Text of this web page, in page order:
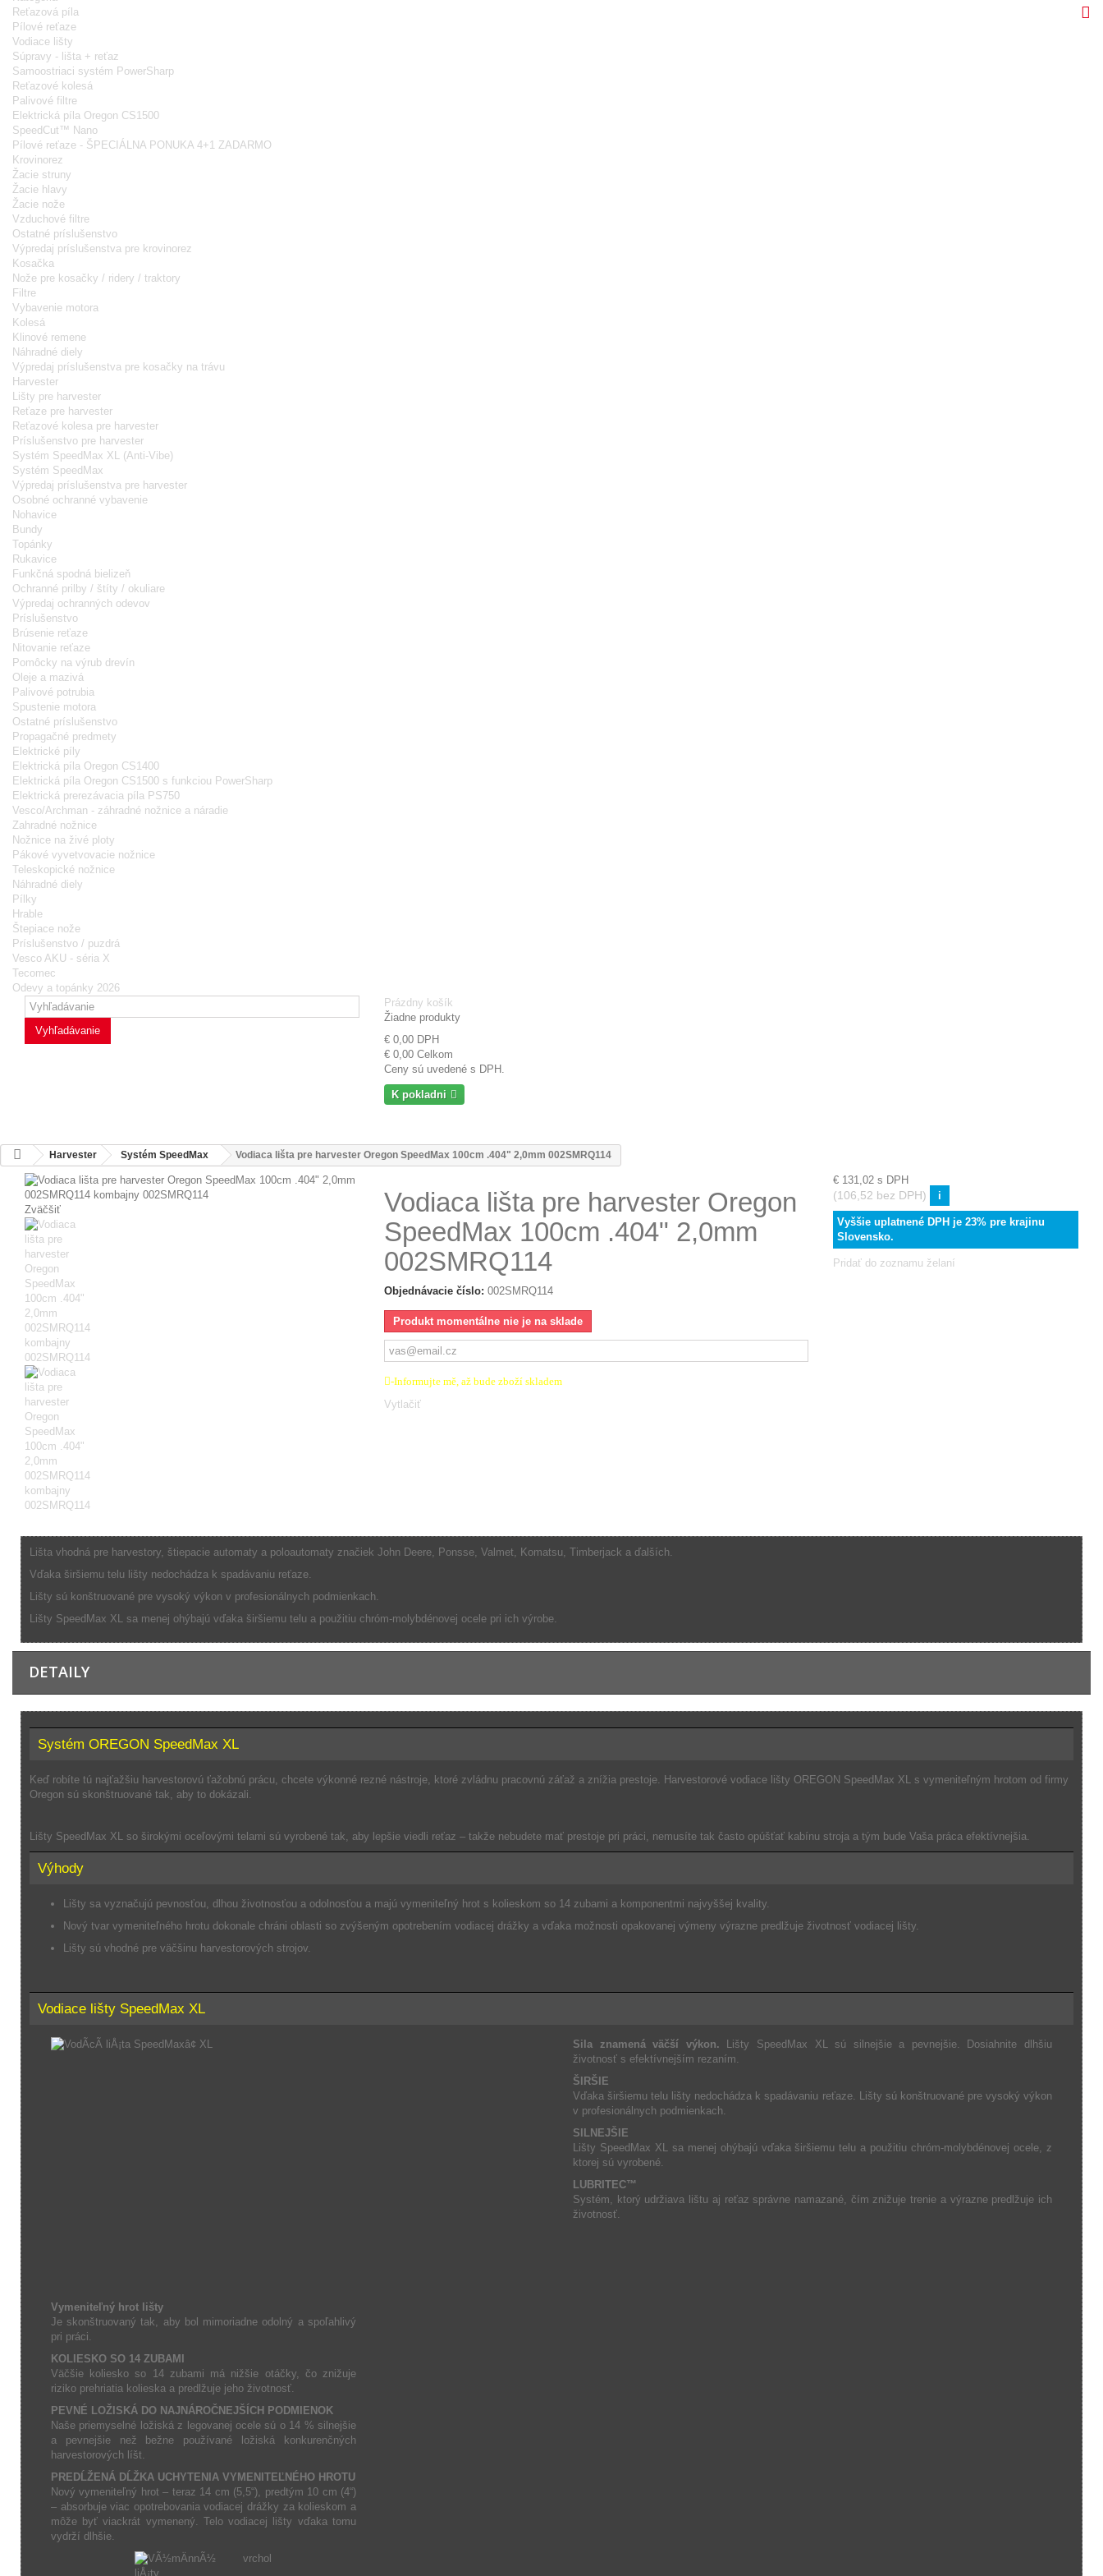
Reťazová píla
Pílové reťaze
Vodiace lišty
Súpravy - lišta + reťaz
Samoostriaci systém PowerSharp
Reťazové kolesá
Palivové filtre
Elektrická píla Oregon CS1500
SpeedCut™ Nano
Pílové reťaze - ŠPECIÁLNA PONUKA 4+1 ZADARMO
Krovinorez
Žacie struny
Žacie hlavy
Žacie nože
Vzduchové filtre
Ostatné príslušenstvo
Výpredaj príslušenstva pre krovinorez
Kosačka
Nože pre kosačky / ridery / traktory
Filtre
Vybavenie motora
Kolesá
Klinové remene
Náhradné diely
Výpredaj príslušenstva pre kosačky na trávu
Harvester
Lišty pre harvester
Reťaze pre harvester
Reťazové kolesa pre harvester
Príslušenstvo pre harvester
Systém SpeedMax XL (Anti-Vibe)
Systém SpeedMax
Výpredaj príslušenstva pre harvester
Osobné ochranné vybavenie
Nohavice
Bundy
Topánky
Rukavice
Funkčná spodná bielizeň
Ochranné prilby / štíty / okuliare
Výpredaj ochranných odevov
Príslušenstvo
Brúsenie reťaze
Nitovanie reťaze
Pomôcky na výrub drevín
Oleje a mazivá
Palivové potrubia
Spustenie motora
Ostatné príslušenstvo
Propagačné predmety
Elektrické píly
Elektrická píla Oregon CS1400
Elektrická píla Oregon CS1500 s funkciou PowerSharp
Elektrická prerezávacia píla PS750
Vesco/Archman - záhradné nožnice a náradie
Zahradné nožnice
Nožnice na živé ploty
Pákové vyvetvovacie nožnice
Teleskopické nožnice
Náhradné diely
Pílky
Hrable
Štepiace nože
Príslušenstvo / puzdrá
Vesco AKU - séria X
Tecomec
Odevy a topánky 2026
Vyhľadávanie
Prázdny košík
Žiadne produkty
€ 0,00 DPH
€ 0,00 Celkom
Ceny sú uvedené s DPH.
K pokladni
Harvester Systém SpeedMax Vodiaca lišta pre harvester Oregon SpeedMax 100cm .404" 2,0mm 002SMRQ114
Zväčšiť
Vodiaca lišta pre harvester Oregon
SpeedMax 100cm .404" 2,0mm
002SMRQ114
Objednávacie číslo: 002SMRQ114
Produkt momentálne nie je na sklade
-Informujte mě, až bude zboží skladem
Vytlačiť
€ 131,02 s DPH
(106,52 bez DPH) i
Vyššie uplatnené DPH je 23% pre krajinu
Slovensko.
Pridať do zoznamu želaní
Lišta vhodná pre harvestory, štiepacie automaty a poloautomaty značiek John Deere, Ponsse, Valmet, Komatsu, Timberjack a ďalších.
Vďaka širšiemu telu lišty nedochádza k spadávaniu reťaze.
Lišty sú konštruované pre vysoký výkon v profesionálnych podmienkach.
Lišty SpeedMax XL sa menej ohýbajú vďaka širšiemu telu a použitiu chróm-molybdénovej ocele pri ich výrobe.
DETAILY
Systém OREGON SpeedMax XL
Keď robíte tú najťažšiu harvestorovú ťažobnú prácu, chcete výkonné rezné nástroje, ktoré zvládnu pracovnú záťaž a znížia prestoje. Harvestorové vodiace lišty OREGON SpeedMax XL s vymeniteľným hrotom od firmy
Oregon sú skonštruované tak, aby to dokázali.
Lišty SpeedMax XL so širokými oceľovými telami sú vyrobené tak, aby lepšie viedli reťaz – takže nebudete mať prestoje pri práci, nemusíte tak často opúšťať kabínu stroja a tým bude Vaša práca efektívnejšia.
Výhody
Lišty sa vyznačujú pevnosťou, dlhou životnosťou a odolnosťou a majú vymeniteľný hrot s kolieskom so 14 zubami a komponentmi najvyššej kvality.
Nový tvar vymeniteľného hrotu dokonale chráni oblasti so zvýšeným opotrebením vodiacej drážky a vďaka možnosti opakovanej výmeny výrazne predlžuje životnosť vodiacej lišty.
Lišty sú vhodné pre väčšinu harvestorových strojov.
Vodiace lišty SpeedMax XL
Sila znamená väčší výkon. Lišty SpeedMax XL sú silnejšie a pevnejšie. Dosiahnite dlhšiu
životnosť s efektívnejším rezaním.
ŠIRŠIE
Vďaka širšiemu telu lišty nedochádza k spadávaniu reťaze. Lišty sú konštruované pre vysoký výkon
v profesionálnych podmienkach.
SILNEJŠIE
Lišty SpeedMax XL sa menej ohýbajú vďaka širšiemu telu a použitiu chróm-molybdénovej ocele, z
ktorej sú vyrobené.
LUBRITEC™
Systém, ktorý udržiava lištu aj reťaz správne namazané, čím znižuje trenie a výrazne predlžuje ich
životnosť.
Vymeniteľný hrot lišty
Je skonštruovaný tak, aby bol mimoriadne odolný a spoľahlivý
pri práci.
KOLIESKO SO 14 ZUBAMI
Väčšie koliesko so 14 zubami má nižšie otáčky, čo znižuje
riziko prehriatia kolieska a predlžuje jeho životnosť.
PEVNÉ LOŽISKÁ DO NAJNÁROČNEJŠÍCH PODMIENOK
Naše priemyselné ložiská z legovanej ocele sú o 14 % silnejšie
a pevnejšie než bežne používané ložiská konkurenčných
harvestorových líšt.
PREDĹŽENÁ DĹŽKA UCHYTENIA VYMENITEĽNÉHO HROTU
Nový vymeniteľný hrot – teraz 14 cm (5,5“), predtým 10 cm (4“)
– absorbuje viac opotrebovania vodiacej drážky za kolieskom a
môže byť viackrát vymenený. Telo vodiacej lišty vďaka tomu
vydrží dlhšie.